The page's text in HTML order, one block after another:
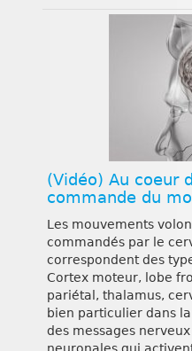
(Vidéo) Au coeur
commande du
Les mouvements
commandés par le
correspondent des
Cortex moteur, lobe
pariétal, thalamus,
bien particulier dans
des messages
neuronales qui